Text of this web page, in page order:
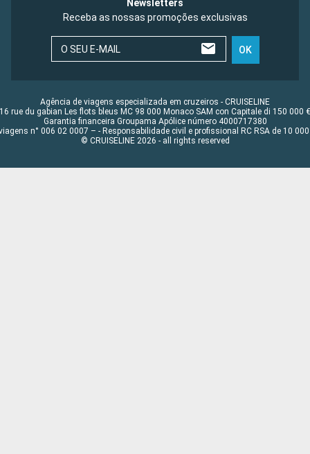
Newsletters
Receba as nossas promoções exclusivas
O SEU E-MAIL OK
Agência de viagens especializada em cruzeiros - CRUISELINE
16 rue du gabian Les flots bleus MC 98 000 Monaco SAM con Capitale di 150 000 €
Garantia financeira Groupama Apólice número 4000717380
n° 006 02 0007 – - Responsabilidade civil e profissional RC RSA de 10 000
© CRUISELINE 2026 - all rights reserved